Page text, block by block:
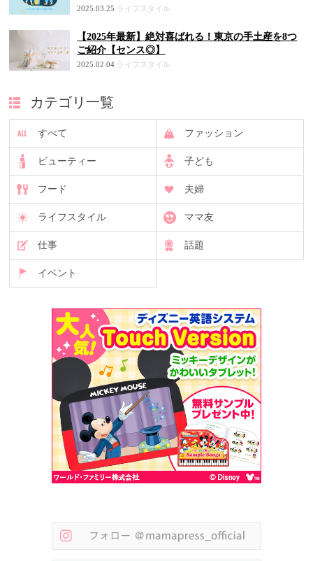
2025.03.25 ライフスタイル
【2025年最新】絶対喜ばれる！東京の手土産を8つ
ご紹介【センス◎】
2025.02.04 ライフスタイル
カテゴリ一覧
すべて ファッション
ビューティー 子ども
フード 夫婦
ライフスタイル ママ友
仕事 話題
イベント